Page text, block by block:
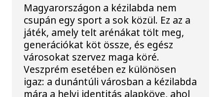
Magyarországon a kézilabda nem
csupán egy sport a sok közül. Ez az a
játék, amely telt arénákat tölt meg,
generációkat köt össze, és egész
városokat szervez maga köré.
Veszprém esetében ez különösen
igaz: a dunántúli városban a kézilabda
mára a helyi identitás alapköve, ahol